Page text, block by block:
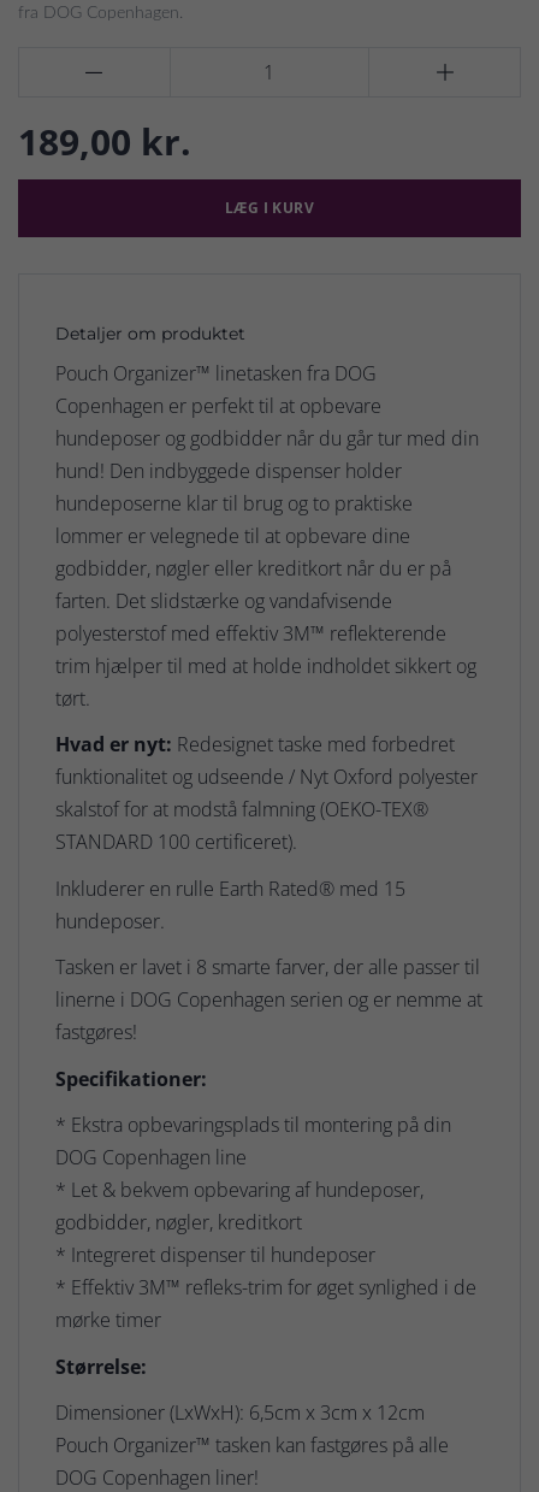
fra DOG Copenhagen.
 
189,00 kr.
LÆG I KURV
Detaljer om produktet
Pouch Organizer™ linetasken fra DOG
Copenhagen er perfekt til at opbevare
hundeposer og godbidder når du går tur med din
hund! Den indbyggede dispenser holder
hundeposerne klar til brug og to praktiske
lommer er velegnede til at opbevare dine
godbidder, nøgler eller kreditkort når du er på
farten. Det slidstærke og vandafvisende
polyesterstof med effektiv 3M™ reflekterende
trim hjælper til med at holde indholdet sikkert og
tørt.
Hvad er nyt: Redesignet taske med forbedret
funktionalitet og udseende / Nyt Oxford polyester
skalstof for at modstå falmning (OEKO-TEX®
STANDARD 100 certificeret).
Inkluderer en rulle Earth Rated® med 15
hundeposer.
Tasken er lavet i 8 smarte farver, der alle passer til
linerne i DOG Copenhagen serien og er nemme at
fastgøres!
Specifikationer:
* Ekstra opbevaringsplads til montering på din
DOG Copenhagen line
* Let & bekvem opbevaring af hundeposer,
godbidder, nøgler, kreditkort
* Integreret dispenser til hundeposer
* Effektiv 3M™ refleks-trim for øget synlighed i de
mørke timer
Størrelse:
Dimensioner (LxWxH): 6,5cm x 3cm x 12cm
Pouch Organizer™ tasken kan fastgøres på alle
DOG Copenhagen liner!